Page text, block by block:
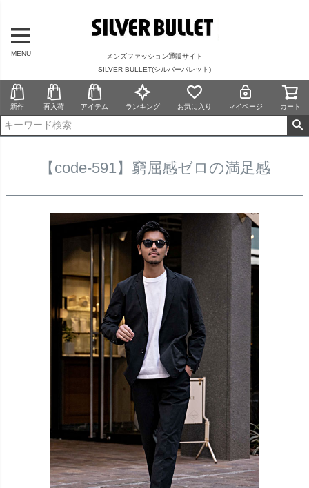
MENU
メンズファッション通販サイト
SILVER BULLET(シルバーバレット)
新作 再入荷 アイテム ランキング お気に入り マイページ カート
【code-591】窮屈感ゼロの満足感